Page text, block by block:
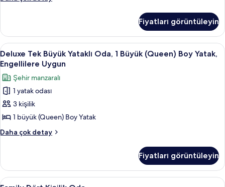
için
tüm
fotoğrafları
görün
Birden
Çok
Yatak
hakkında
daha
fazla
detay
Fiyatları görüntüleyin
Deluxe
Tek
Büyük
Yataklı
Oda,
1
Büyük
(Queen)
Engellilere
Uygun
Deluxe Tek Büyük Yataklı Oda, 1
5
Deluxe Tek Büyük Yataklı Oda, 1 Büyük (Queen) Boy Yatak,
Engellilere Uygun
Şehir manzaralı
1 yatak odası
3 kişilik
1 büyük (Queen) Boy Yatak
Daha çok detay
Deluxe
Oda,
Fiyatları görüntüleyin
Family
Family Dört Kişilik Oda | Ses